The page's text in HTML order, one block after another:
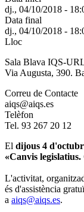
dj., 04/10/2018 -
Data final
dj., 04/10/2018 -
Lloc
Sala Blava IQS-
Via Augusta, 390.
Correu de Contacte
aiqs@aiqs.es
Telèfon
Tel. 93 267 20 12
El dijous 4
«Canvis
L'activitat,
és d'assistència
a aiqs@aiqs.es.